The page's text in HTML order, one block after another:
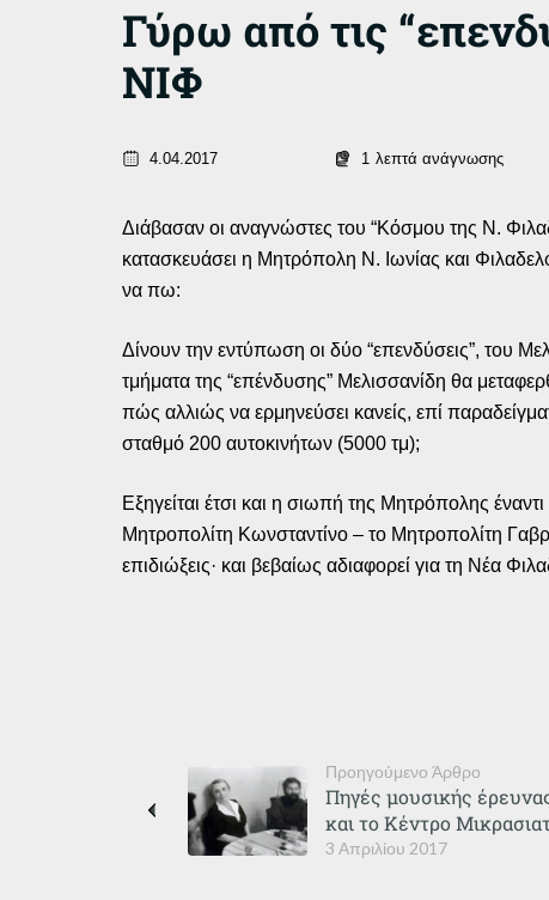
Γύρω από τις
ΝΙΦ
4.04.2017 1 λεπτά ανάγνωσης
Διάβασαν οι αναγνώστες του “Κόσμου της Ν.
κατασκευάσει η Μητρόπολη Ν. Ιωνίας και
να πω:
Δίνουν την εντύπωση οι δύο “επενδύσεις”, του
τμήματα της “επένδυσης” Μελισσανίδη θα
πώς αλλιώς να ερμηνεύσει κανείς, επί
σταθμό 200 αυτοκινήτων (5000 τμ);
Εξηγείται έτσι και η σιωπή της Μητρόπολης
Μητροπολίτη Κωνσταντίνο – το Μητροπολίτη
επιδιώξεις· και βεβαίως αδιαφορεί για τη Νέα
Προηγούμενο Άρθρο
3 Απριλίου 2017
Πηγές μουσικής
και το Κέντρο